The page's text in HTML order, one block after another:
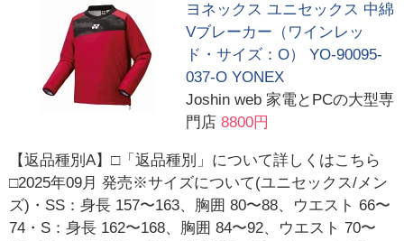
ヨネックス ユニセックス 中綿
Vブレーカー（ワインレッ
ド・サイズ：O） YO-90095-
037-O YONEX
Joshin web 家電とPCの大型専
門店 8800円
【返品種別A】□「返品種別」について詳しくはこちら
□2025年09月 発売※サイズについて(ユニセックス/メン
ズ)・SS：身長 157〜163、胸囲 80〜88、ウエスト 66〜
74・S：身長 162〜168、胸囲 84〜92、ウエスト 70〜